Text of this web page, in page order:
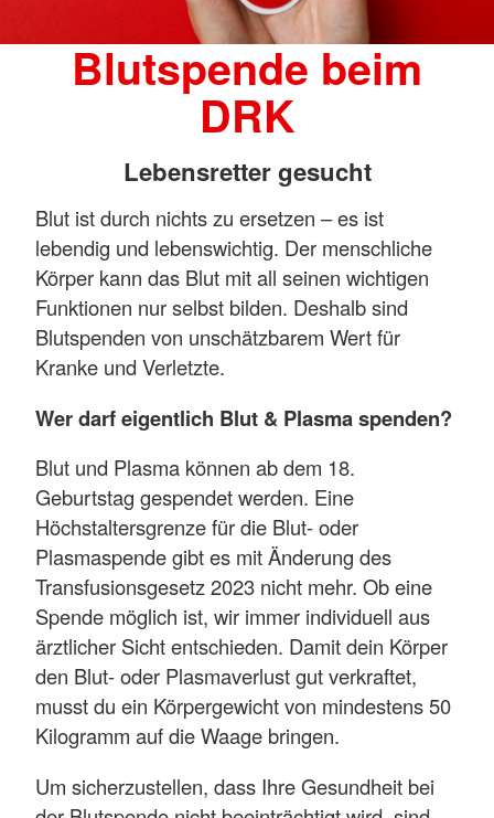
Blutspende beim
DRK
Lebensretter gesucht
Blut ist durch nichts zu ersetzen – es ist
lebendig und lebenswichtig. Der menschliche
Körper kann das Blut mit all seinen wichtigen
Funktionen nur selbst bilden. Deshalb sind
Blutspenden von unschätzbarem Wert für
Kranke und Verletzte.
Wer darf eigentlich Blut & Plasma spenden?
Blut und Plasma können ab dem 18.
Geburtstag gespendet werden. Eine
Höchstaltersgrenze für die Blut- oder
Plasmaspende gibt es mit Änderung des
Transfusionsgesetz 2023 nicht mehr. Ob eine
Spende möglich ist, wir immer individuell aus
ärztlicher Sicht entschieden. Damit dein Körper
den Blut- oder Plasmaverlust gut verkraftet,
musst du ein Körpergewicht von mindestens 50
Kilogramm auf die Waage bringen.
Um sicherzustellen, dass Ihre Gesundheit bei